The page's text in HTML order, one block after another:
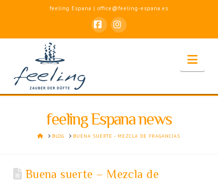
feeling Espana | office@feeling-espana.es
FacebookInstagram
feeling Espana news
HOMEBLOG BUENA SUERTE - MEZCLA DE FRAGANCIAS
Buena suerte – Mezcla de